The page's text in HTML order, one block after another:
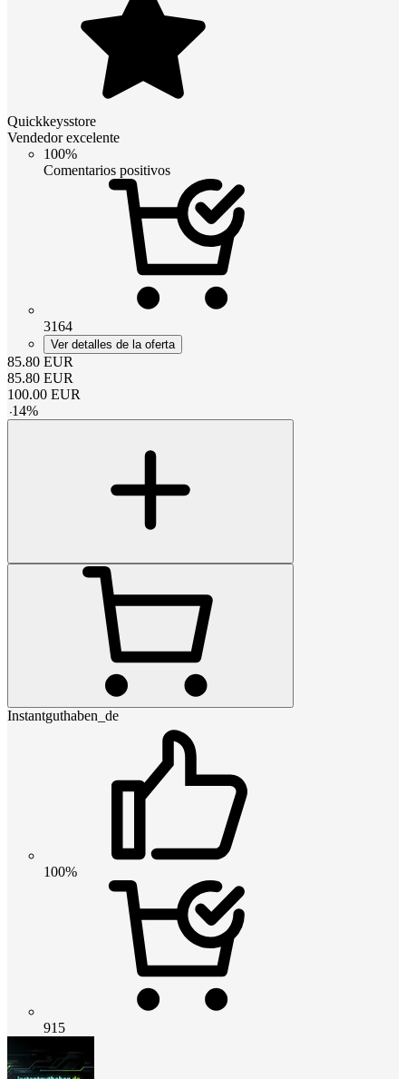
Quickkeysstore
Vendedor excelente
100%
Comentarios positivos
3164
Ver detalles de la oferta
85.80 EUR
85.80 EUR
100.00 EUR
-14%
Instantguthaben_de
100%
915